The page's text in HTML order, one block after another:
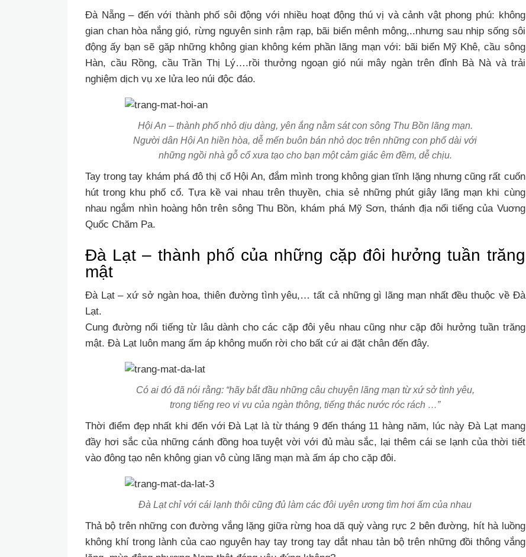
Đà Nẵng – đến với thành phố sôi động với nhiều hoạt động thú vị và cảnh vật phong phú: không
gian chan hòa nắng gió, rừng nguyên sinh rậm rạp, bãi biển mênh mông,..nhưng sau nhịp sống sôi
động ấy bạn sẽ găp những không gian không kém phần lãng mạn với: bãi biển Mỹ Khê, cầu sông
Hàn, cầu Rồng, cầu Trần Thị Lý….rồi thưởng ngoạn gió núi mây ngàn trên đỉnh Bà Nà và trải
nghiệm dịch vụ xe lửa leo núi độc đáo.
Hội An – thành phố nhỏ dịu dàng, yên ắng nằm sát con sông Thu Bồn lãng mạn.
Người dân Hội An hiền hòa, dễ mến buôn bán nhỏ dọc trên những con phố dài với
những ngồi nhà gỗ cổ xưa tạo cho bạn một cảm giác êm đềm, dễ chịu.
Tay trong tay khám phá đô thị cổ Hội An, đắm mình trong không gian tĩnh lặng nhưng cũng rất cuốn
hút trong khu phố cổ. Tựa kề vai nhau trên thuyền, chia sẻ những phút giây lãng mạn khi cùng
nhau ngắm nhìn hoàng hôn trên sông Thu Bồn, khám phá Mỹ Sơn, thánh địa nổi tiếng của Vuơng
Quốc Chăm Pa.
Đà Lạt – thành phố của những cặp đôi hưởng tuần trăng
mật
Đà Lạt – xứ sở ngàn hoa, thiên đường tình yêu,… tất cả những gì lãng mạn nhất đều thuộc về Đà
Lạt.
Cung đường nổi tiếng từ lâu dành cho các cặp đôi yêu nhau cũng như cặp đôi hưởng tuần trăng
mật. Đà Lạt luôn mang ấm áp không muốn rời cho bất cứ ai đặt chân đến đây.
Có ai đó đã nói rằng: “hãy bắt đầu những câu chuyện lãng mạn từ xứ sở tình yêu,
trong tiếng reo vi vu của ngàn thông, tiếng thác nước róc rách …”
Thời điểm đẹp nhất khi đến với Đà Lạt là từ tháng 9 đến tháng 11 hàng năm, lúc này Đà Lạt mang
đầy hơi sắc của những cánh đồng hoa tuyệt vời với đủ màu sắc, lại thêm cái se lạnh của thời tiết
vào đông tạo nên không gian vô cùng lãng mạn mà ấm áp cho cặp đôi.
Đà Lạt chỉ với cái lạnh thôi cũng đủ làm các đôi uyên ương tìm hơi ấm của nhau
Thả bộ trên những con đường vắng lặng giữa rừng hoa dã quỳ vàng rực 2 bên đường, hít hà luồng
không khí trong lành của cao nguyên hay tay trong tay dắt nhau tản bộ trên những đồi thông vắng